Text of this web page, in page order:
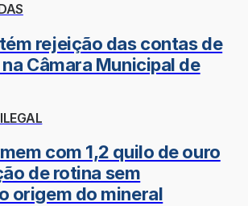
rejeição das contas de
Câmara Municipal de
com 1,2 quilo de ouro
de rotina sem
origem do mineral